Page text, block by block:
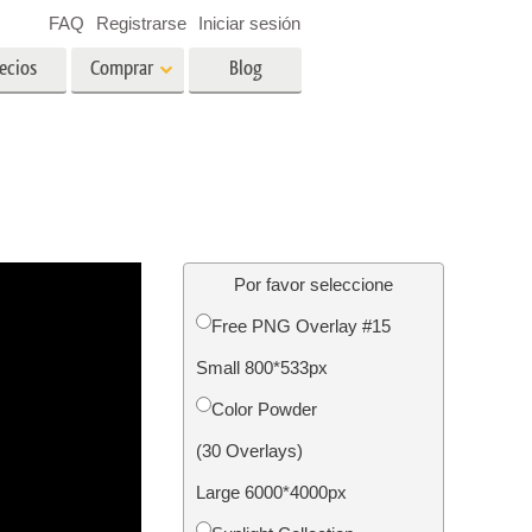
Servicios de restauración de
Comprar Blog
FAQ Registrarse Iniciar sesión
Por favor seleccione
Free PNG Overlay #15
Small 800*533px
Color Powder
(30 Overlays)
Large 6000*4000px